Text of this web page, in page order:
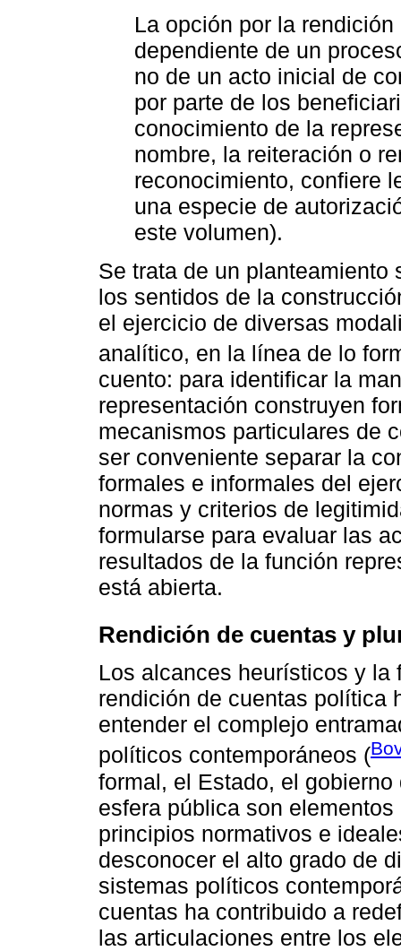
La opción por la
dependiente de un
no de un acto inicial de
por parte de los
conocimiento de la
nombre, la reiteración o
reconocimiento, confiere
una especie de
este volumen).
Se trata de un planteamiento
los sentidos de la
el ejercicio de diversas
analítico, en la línea de lo
cuento: para identificar la
representación construyen
mecanismos particulares de
ser conveniente separar la
formales e informales del
normas y criterios de
formularse para evaluar las
resultados de la función
está abierta.
Rendición de cuentas y
Los alcances heurísticos y la
rendición de cuentas política
entender el complejo
políticos contemporáneos (
formal, el Estado, el
esfera pública son
principios normativos e
desconocer el alto grado de
sistemas políticos
cuentas ha contribuido a
las articulaciones entre los